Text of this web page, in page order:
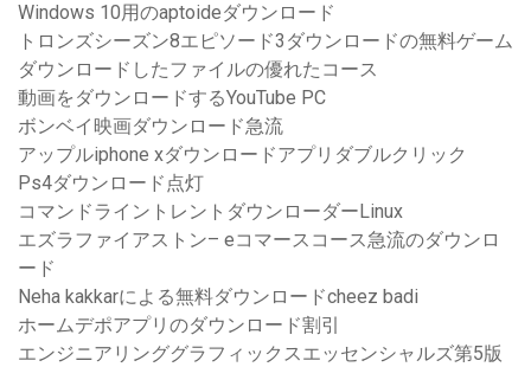
Windows 10用のaptoideダウンロード
トロンズシーズン8エピソード3ダウンロードの無料ゲーム
ダウンロードしたファイルの優れたコース
動画をダウンロードするYouTube PC
ボンベイ映画ダウンロード急流
アップルiphone xダウンロードアプリダブルクリック
Ps4ダウンロード点灯
コマンドライントレントダウンローダーLinux
エズラファイアストン– eコマースコース急流のダウンロ
ード
Neha kakkarによる無料ダウンロードcheez badi
ホームデポアプリのダウンロード割引
エンジニアリンググラフィックスエッセンシャルズ第5版